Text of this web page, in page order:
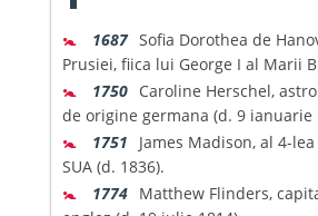
🚼 1687 Sofia Dorothea de
Prusiei, fiica lui George I al Marii
🚼 1750 Caroline Herschel,
de origine germana (d. 9 ianuarie
🚼 1751
James Madison, al 4-
SUA (d. 1836).
🚼 1774 Matthew Flinders,